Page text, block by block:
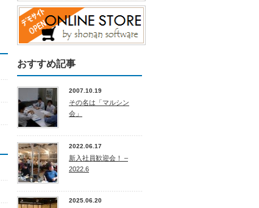
おすすめ記事
2007.10.19
その名は「マルシン
会」
2022.06.17
新入社員歓迎会！ –
2022.6
2025.06.20